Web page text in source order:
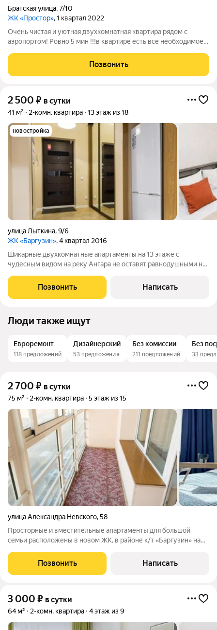
Братская улица,7/10
ЖК «Простор», 1 квартал 2022
Очень чистая и уютная двухкомнатная квартира рядом с
аэропортом! Ровно 5 мин !!!в квартире есть все необходимое
Через дорогу кафе Дацан, магазины , супермаркет! До
центрального рынка 15 мин.
Позвонить
2 500 ₽ в сутки
41 м² 2-комн. квартира 13 этаж из 18
новостройка
улица Лыткина,9/6
ЖК «Баргузин», 4 квартал 2016
Шикарные двухкомнатные апартаменты на 13 этаже с
чудесным видом на реку Ангара не оставят равнодушными ни
«Баргузин» на ул. Лыткина, 9/6. Светлая, просторная, с
дизайнерским ремонтом, дорогой
Позвонить Написать
Люди также ищут
Евроремонт
118 предложений
Дизайнерский
53 предложения
Без комиссии
211 предложений
Без
33
2 700 ₽ в сутки
75 м² 2-комн. квартира 5 этаж из 15
улица Александра Невского,58
Просторные и вместительные апартаменты для большой
семьи расположены в новом ЖК, в районе к/т «Баргузин» на
идеальная чистота, уют и комфорт! Развитая инфраструктура:
детская площадка, парковка
Позвонить Написать
3 000 ₽ в сутки
64 м² 2-комн. квартира 4 этаж из 9